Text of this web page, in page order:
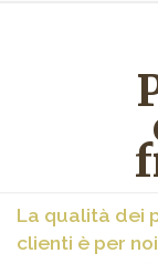
La qualità dei
clienti è per